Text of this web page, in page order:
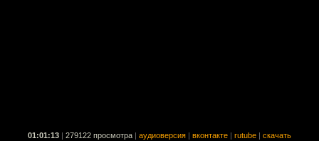
01:01:13 279122 просмотра аудиоверсия вконтакте rutube скачать